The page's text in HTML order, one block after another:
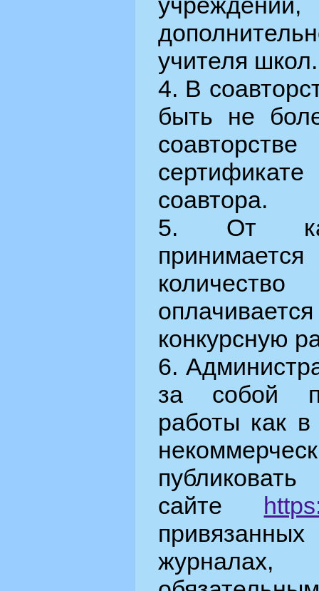
учителя школ.
4. В
быть не
соавтора.
5. От
конкурсную
6.
за собой
работы как в
сайте